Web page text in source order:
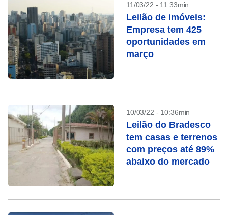
11/03/22 - 11:33min
Leilão de imóveis:
Empresa tem 425
oportunidades em
março
10/03/22 - 10:36min
Leilão do Bradesco
tem casas e terrenos
com preços até 89%
abaixo do mercado